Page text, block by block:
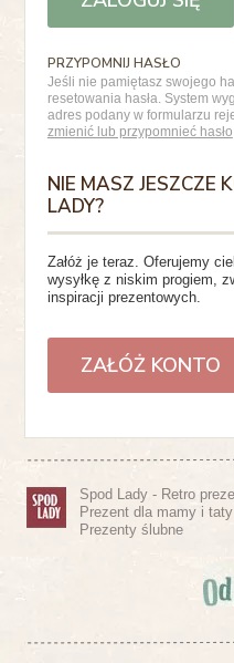
PRZYPOMNIJ HASŁO
Jeśli nie pamiętasz swojego
resetowania hasła. System
adres podany w formularzu
zmienić lub przypomnieć hasło
NIE MASZ JESZCZE
LADY?
Załóż je teraz. Oferujemy
wysyłkę z niskim progiem,
inspiracji prezentowych.
ZAŁÓŻ KONTO
Spod Lady - Retro
Prezent dla mamy i taty
Prezenty ślubne